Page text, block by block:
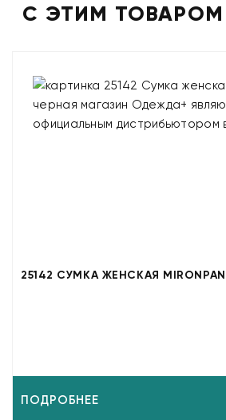
С ЭТИМ
25142 СУМКА ЖЕНСКАЯ
ПОДРОБНЕЕ